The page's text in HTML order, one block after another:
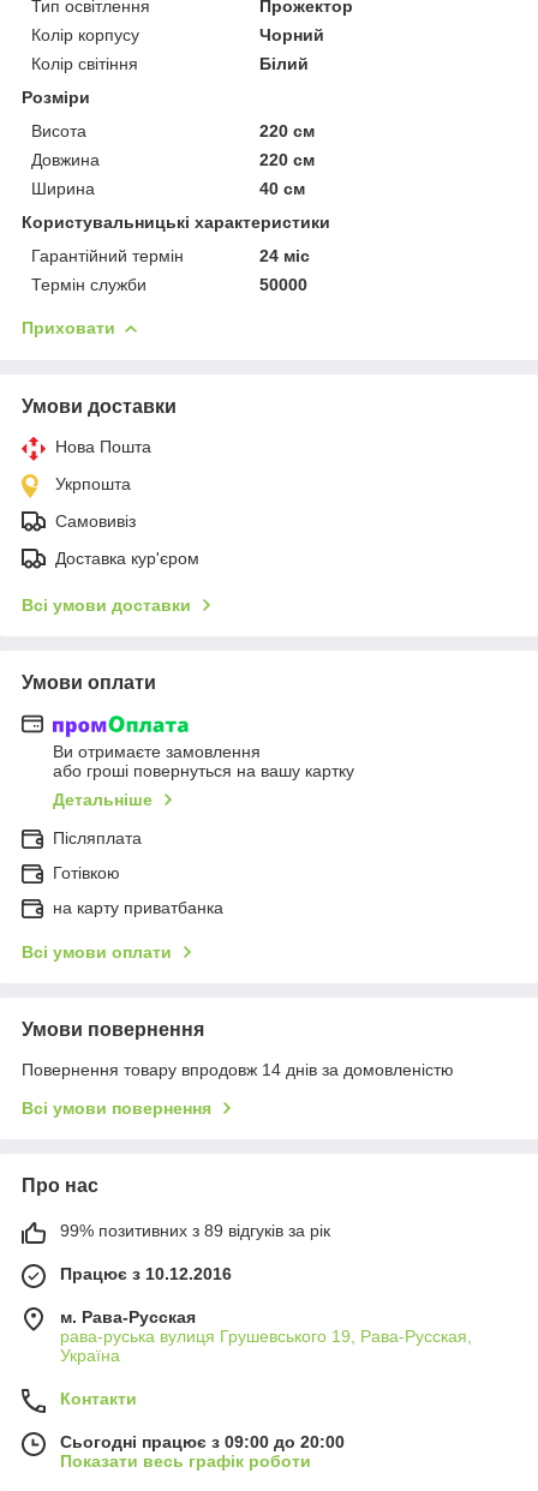
Тип освітлення
Прожектор
Колір корпусу
Чорний
Колір світіння
Білий
Розміри
Висота
220 см
Довжина
220 см
Ширина
40 см
Користувальницькі характеристики
Гарантійний термін
24 міс
Термін служби
50000
Приховати
Умови доставки
Нова Пошта
Укрпошта
Самовивіз
Доставка кур'єром
Всі умови доставки
Умови оплати
Ви отримаєте замовлення
або гроші повернуться на вашу картку
Детальніше
Післяплата
Готівкою
на карту приватбанка
Всі умови оплати
Умови повернення
Повернення товару впродовж 14 днів за домовленістю
Всі умови повернення
Про нас
99% позитивних з 89 відгуків за рік
Працює з 10.12.2016
м. Рава-Русская
рава-руська вулиця Грушевського 19, Рава-Русская,
Україна
Контакти
Сьогодні працює з 09:00 до 20:00
Показати весь графік роботи